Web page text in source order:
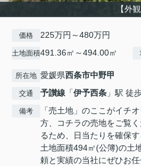
【外観
価格 225万円～480万円
土地面積491.36㎡～494.00㎡
所在地 愛媛県西条市中野甲
交通 予讃線 「伊予西条 」駅 徒
備考
「売土地」のここがイチ
方、コチラの売地をご覧
るため、日当たりを確保
土地面積494㎡(公簿)の土
頼と実績の当社にぜひお